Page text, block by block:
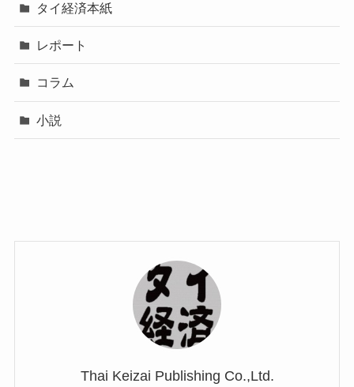
タイ経済本紙
レポート
コラム
小説
Thai Keizai Publishing Co.,Ltd.